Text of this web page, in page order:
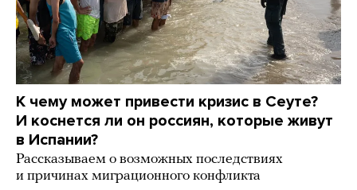
К чему может привести кризис в Сеуте?
И коснется ли он россиян, которые живут
в Испании?
Рассказываем о возможных последствиях
и причинах миграционного конфликта